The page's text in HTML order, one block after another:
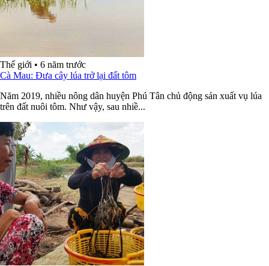
Thế giới • 6 năm trước
Cà Mau: Đưa cây lúa trở lại đất tôm
Năm 2019, nhiều nông dân huyện Phú Tân chủ động sản xuất vụ lúa
trên đất nuôi tôm. Như vậy, sau nhiề...